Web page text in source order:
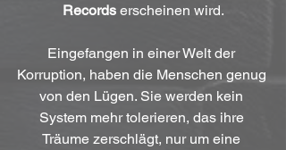
Records erscheinen wird.
Eingefangen in einer Welt der
Korruption, haben die Menschen genug
von den Lügen. Sie werden kein
System mehr tolerieren, das ihre
Träume zerschlägt, nur um eine